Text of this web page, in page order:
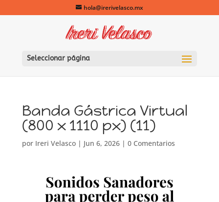
hola@irerivelasco.mx
Seleccionar página
Banda Gástrica Virtual
(800 x 1110 px) (11)
por Ireri Velasco| Jun 6, 2026| 0 Comentarios